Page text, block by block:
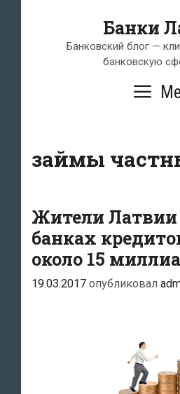
содержимому
Банки
Банковский блог —
банковскую
займы
Жители Латвии
банках
около 15
19.03.2017 опубликовал